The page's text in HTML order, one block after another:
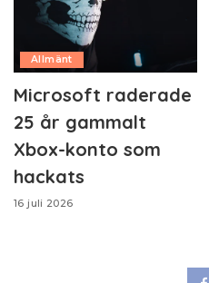
Allmänt
Microsoft raderade
25 år gammalt
Xbox-konto som
hackats
16 juli 2026